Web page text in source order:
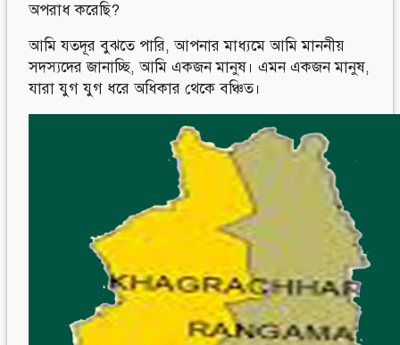
অপরাধ করেছি?
আমি যতদূর বুঝতে পারি, আপনার মাধ্যমে আমি মাননীয়
সদস্যদের জানাচ্ছি, আমি একজন মানুষ। এমন একজন মানুষ,
যারা যুগ যুগ ধরে অধিকার থেকে বঞ্চিত।